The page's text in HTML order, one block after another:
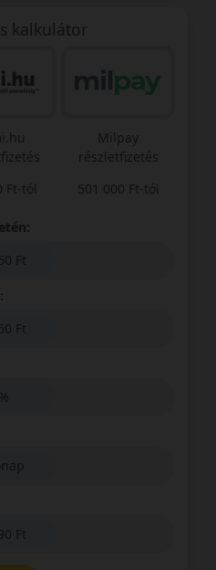
kalkulátor
Ft-tól
Milpay
részletfizetés
501 000 Ft-tól
Ft
Ft
Ft